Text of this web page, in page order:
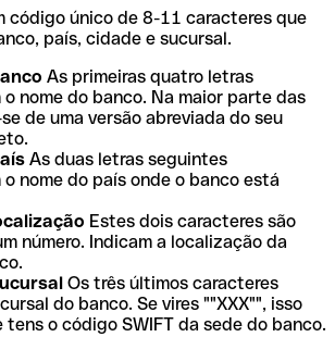
código único de 8-11 caracteres que
país, cidade e sucursal.
As primeiras quatro letras
o nome do banco. Na maior parte das
de uma versão abreviada do seu
As duas letras seguintes
o nome do país onde o banco está
Estes dois caracteres são
número. Indicam a localização da
Os três últimos caracteres
do banco. Se vires ""XXX"", isso
o código SWIFT da sede do banco.